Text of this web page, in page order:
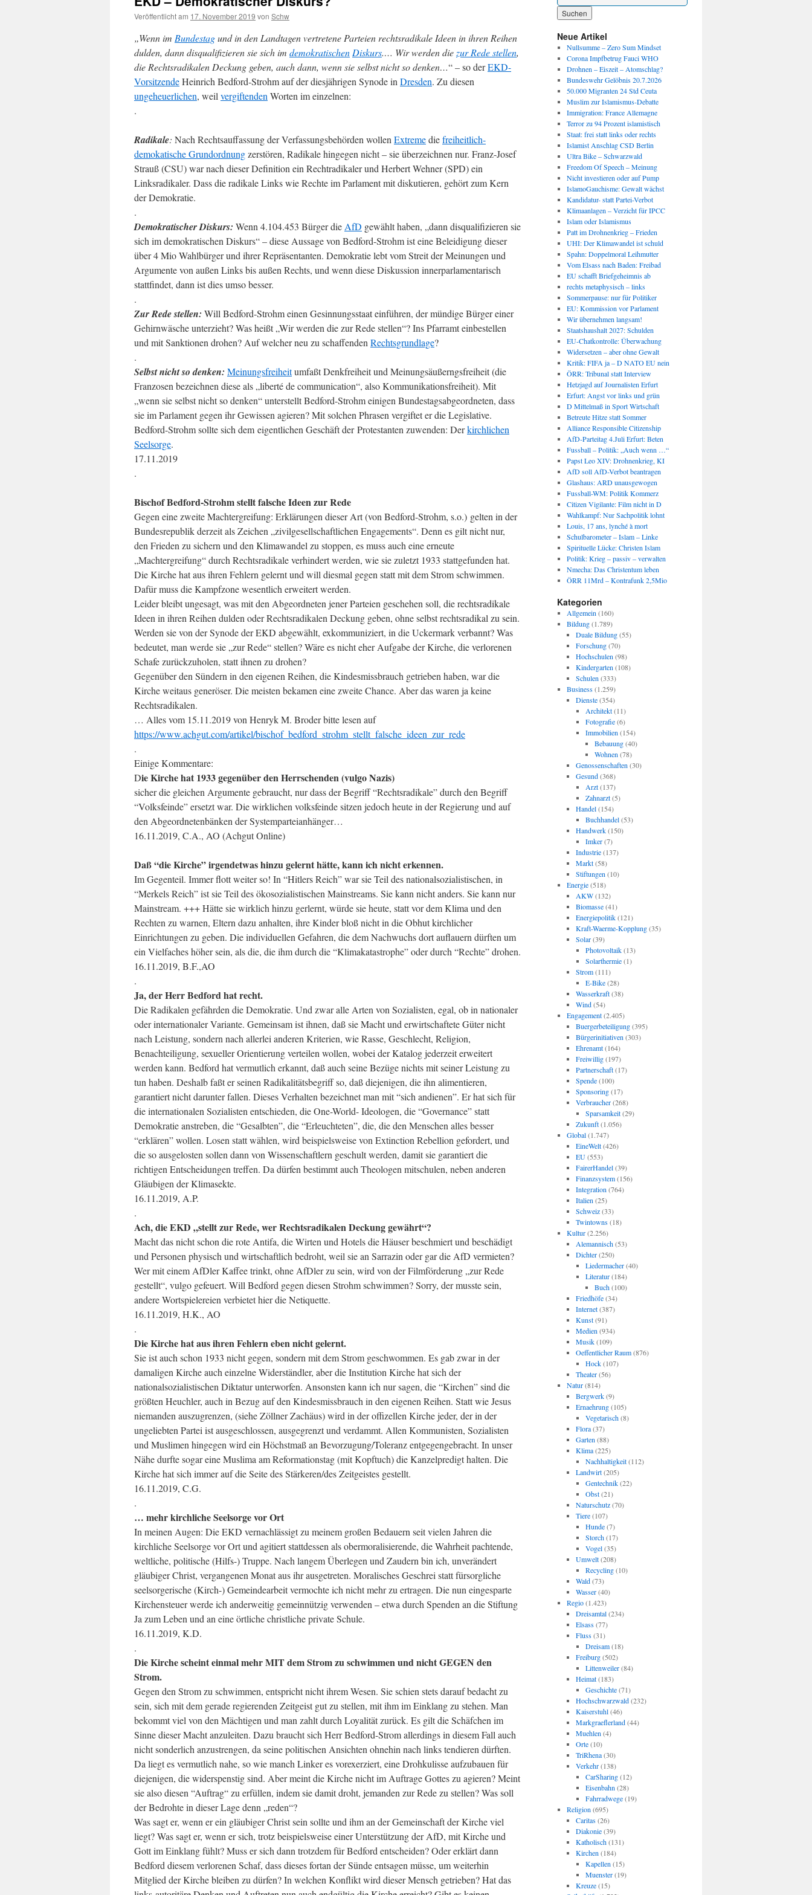
Veröffentlicht am 17. November 2019 von Schw
„Wenn im Bundestagund in den Landtagen vertretene Parteien rechtsradikale Ideen in ihren Reihen
dulden, dann disqualifizieren sie sich im demokratischen Diskurs.… Wir werden die zur Rede stellen,
die Rechtsradikalen Deckung geben, auch dann, wenn sie selbst nicht so denken…“ – so derEKD-
VorsitzendeHeinrich Bedford-Strohm auf der diesjährigen Synode in Dresden. Zu diesen
ungeheuerlichen, weil vergiftenden Worten im einzelnen:
.
Radikale: Nach Rechtsauffassung der Verfassungsbehörden wollen Extremediefreiheitlich-
demokatische Grundordnungzerstören, Radikale hingegen nicht – sie überzeichnen nur. Franz-Josef
Strauß (CSU) war nach dieser Definition ein Rechtradikaler und Herbert Wehner (SPD) ein
Linksradikaler. Dass die radikale Links wie Rechte im Parlament mit diskutieren, gehört zum Kern
der Demokratie.
.
Demokratischer Diskurs: Wenn 4.104.453 Bürger die AfD gewählt haben, „dann disqualifizieren sie
sich im demokratischen Diskurs“ – diese Aussage von Bedford-Strohm ist eine Beleidigung dieser
über 4 Mio Wahlbürger und ihrer Repräsentanten. Demokratie lebt vom Streit der Meinungen und
Argumente von außen Links bis außen Rechts, und wenn diese Diskussion innerparlamentarisch
stattfindet, dann ist dies umso besser.
.
Zur Rede stellen: Will Bedford-Strohm einen Gesinnungsstaat einführen, der mündige Bürger einer
Gehirnwäsche unterzieht? Was heißt „Wir werden die zur Rede stellen“? Ins Pfarramt einbestellen
und mit Sanktionen drohen? Auf welcher neu zu schaffenden Rechtsgrundlage?
.
Selbst nicht so denken: Meinungsfreiheitumfaßt Denkfreiheit und Meinungsäußerngsfreiheit (die
Franzosen bezeichnen diese als „liberté de communication“, also Kommunikationsfreiheit). Mit
„wenn sie selbst nicht so denken“ unterstellt Bedford-Strohm einigen Bundestagsabgeordneten, dass
sie im Parlament gegen ihr Gewissen agieren? Mit solchen Phrasen vergiftet er die Legislative.
Bedford-Strohm sollte sich dem eigentlichen Geschäft der Protestanten zuwenden: Derkirchlichen
Seelsorge.
17.11.2019
.
Bischof Bedford-Strohm stellt falsche Ideen zur Rede
Gegen eine zweite Machtergreifung: Erklärungen dieser Art (von Bedford-Strohm, s.o.) gelten in der
Bundesrepublik derzeit als Zeichen „zivilgesellschaftlichen Engagements“. Denn es gilt nicht nur,
den Frieden zu sichern und den Klimawandel zu stoppen, es muss auch eine erneute
„Machtergreifung“ durch Rechtsradikale verhindert werden, wie sie zuletzt 1933 stattgefunden hat.
Die Kirche hat aus ihren Fehlern gelernt und will diesmal gegen statt mit dem Strom schwimmen.
Dafür muss die Kampfzone wesentlich erweitert werden.
Leider bleibt ungesagt, was mit den Abgeordneten jener Parteien geschehen soll, die rechtsradikale
Ideen in ihren Reihen dulden oder Rechtsradikalen Deckung geben, ohne selbst rechtsradikal zu sein.
Werden sie von der Synode der EKD abgewählt, exkommuniziert, in die Uckermark verbannt? Was
bedeutet, man werde sie „zur Rede“ stellen? Wäre es nicht eher Aufgabe der Kirche, die verlorenen
Schafe zurückzuholen, statt ihnen zu drohen?
Gegenüber den Sündern in den eigenen Reihen, die Kindesmissbrauch getrieben haben, war die
Kirche weitaus generöser. Die meisten bekamen eine zweite Chance. Aber das waren ja keine
Rechtsradikalen.
… Alles vom 15.11.2019 von Henryk M. Broder bitte lesen auf
https://www.achgut.com/artikel/bischof_bedford_strohm_stellt_falsche_ideen_zur_rede
.
Einige Kommentare:
Die Kirche hat 1933 gegenüber den Herrschenden (vulgo Nazis)
sicher die gleichen Argumente gebraucht, nur dass der Begriff “Rechtsradikale” durch den Begriff
“Volksfeinde” ersetzt war. Die wirklichen volksfeinde sitzen jedoch heute in der Regierung und auf
den Abgeordnetenbänken der Systemparteianhänger…
16.11.2019, C.A., AO (Achgut Online)
Daß “die Kirche” irgendetwas hinzu gelernt hätte, kann ich nicht erkennen.
Im Gegenteil. Immer flott weiter so! In “Hitlers Reich” war sie Teil des nationalsozialistischen, in
“Merkels Reich” ist sie Teil des ökosozialistischen Mainstreams. Sie kann nicht anders. Sie kann nur
Mainstream. +++ Hätte sie wirklich hinzu gerlernt, würde sie heute, statt vor dem Klima und den
Rechten zu warnen, Eltern dazu anhalten, ihre Kinder bloß nicht in die Obhut kirchlicher
Einrichtungen zu geben. Die individuellen Gefahren, die dem Nachwuchs dort auflauern dürften um
ein Vielfaches höher sein, als die, die ihm durch die “Klimakatastrophe” oder durch “Rechte” drohen.
16.11.2019, B.F.,AO
.
Ja, der Herr Bedford hat recht.
Die Radikalen gefährden die Demokratie. Und zwar alle Arten von Sozialisten, egal, ob in nationaler
oder internationaler Variante. Gemeinsam ist ihnen, daß sie Macht und erwirtschaftete Güter nicht
nach Leistung, sondern nach allerlei anderen Kriterien, wie Rasse, Geschlecht, Religion,
Benachteiligung, sexueller Orientierung verteilen wollen, wobei der Katalog jederzeit erweitert
werden kann. Bedford hat vermutlich erkannt, daß auch seine Bezüge nichts mit seiner Leistung zu
tun haben. Deshalb faßt er seinen Radikalitätsbegriff so, daß diejenigen, die ihn alimentieren,
garantiert nicht darunter fallen. Dieses Verhalten bezeichnet man mit “sich andienen”. Er hat sich für
die internationalen Sozialisten entschieden, die One-World- Ideologen, die “Governance” statt
Demokratie anstreben, die “Gesalbten”, die “Erleuchteten”, die, die den Menschen alles besser
“erklären” wollen. Losen statt wählen, wird beispielsweise von Extinction Rebellion gefordert, und
die so ausgelosten sollen dann von Wissenschaftlern geschult werden, damit sie garantiert die
richtigen Entscheidungen treffen. Da dürfen bestimmt auch Theologen mitschulen, neben anderen
Gläubigen der Klimasekte.
16.11.2019, A.P.
.
Ach, die EKD „stellt zur Rede, wer Rechtsradikalen Deckung gewährt“?
Macht das nicht schon die rote Antifa, die Wirten und Hotels die Häuser beschmiert und beschädigt
und Personen physisch und wirtschaftlich bedroht, weil sie an Sarrazin oder gar die AfD vermieten?
Wer mit einem AfDler Kaffee trinkt, ohne AfDler zu sein, wird von der Filmförderung „zur Rede
gestellt“, vulgo gefeuert. Will Bedford gegen diesen Strohm schwimmen? Sorry, der musste sein,
andere Wortspielereien verbietet hier die Netiquette.
16.11.2019, H.K., AO
.
Die Kirche hat aus ihren Fehlern eben nicht gelernt.
Sie ist auch schon 1933 nicht gegen, sondern mit dem Strom geschwommen. Es gab zwar in der
damaligen Kirche auch einzelne Widerständler, aber die Institution Kirche hat sich der
nationalsozialistischen Diktatur unterworfen. Ansonsten kann ich nur sagen, die “Kirchen” sind die
größten Heuchler, auch in Bezug auf den Kindesmissbrauch in den eigenen Reihen. Statt wie Jesus
niemanden auszugrenzen, (siehe Zöllner Zachäus) wird in der offizellen Kirche jeder, der in der
ungeliebten Partei ist ausgeschlossen, ausgegrenzt und verdammt. Allen Kommunisten, Sozialisten
und Muslimen hingegen wird ein Höchstmaß an Bevorzugung/Toleranz entgegengebracht. In unser
Nähe durfte sogar eine Muslima am Reformationstag (mit Kopftuch) die Kanzelpredigt halten. Die
Kirche hat sich immer auf die Seite des Stärkeren/des Zeitgeistes gestellt.
16.11.2019, C.G.
.
… mehr kirchliche Seelsorge vor Ort
In meinen Augen: Die EKD vernachlässigt zu meinem großen Bedauern seit vielen Jahren die
kirchliche Seelsorge vor Ort und agitiert stattdessen als obermoralisierende, die Wahrheit pachtende,
weltliche, politische (Hilfs-) Truppe. Nach langem Überlegen und Zaudern bin ich, unverändert
gläubiger Christ, vergangenen Monat aus ihr ausgetreten. Moralisches Geschrei statt fürsorgliche
seelsorgerische (Kirch-) Gemeindearbeit vermochte ich nicht mehr zu ertragen. Die nun eingesparte
Kirchensteuer werde ich anderweitig gemeinnützig verwenden – etwa durch Spenden an die Stiftung
Ja zum Leben und an eine örtliche christliche private Schule.
16.11.2019, K.D.
.
Die Kirche scheint einmal mehr MIT dem Strom zu schwimmen und nicht GEGEN den
Strom.
Gegen den Strom zu schwimmen, entspricht nicht ihrem Wesen. Sie schien stets darauf bedacht zu
sein, sich mit dem gerade regierenden Zeitgeist gut zu stellen, mit ihm im Einklang zu stehen. Man
bekommt viel von den Mächtigen und man zahlt durch Loyalität zurück. Es gilt die Schäfchen im
Sinne dieser Macht anzuleiten. Dazu braucht sich Herr Bedford-Strom allerdings in diesem Fall auch
nicht sonderlich anzustrengen, da seine politischen Ansichten ohnehin nach links tendieren dürften.
Da liegt es vermutlich nahe, so wie manch Linker es vorexerziert, eine Drohkulisse aufzubauen für
diejenigen, die widerspenstig sind. Aber meint die Kirche nicht im Auftrage Gottes zu agieren? Meint
sie also diesen “Auftrag“ zu erfüllen, indem sie damit droht, jemanden zur Rede zu stellen? Was soll
der Bedrohte in dieser Lage denn „reden“?
Was sagt er, wenn er ein gläubiger Christ sein sollte und ihm an der Gemeinschaft der Kirche viel
liegt? Was sagt er, wenn er sich, trotz beispielsweise einer Unterstützung der AfD, mit Kirche und
Gott im Einklang fühlt? Muss er sich dann trotzdem für Bedford entscheiden? Oder erklärt dann
Bedford diesem verlorenen Schaf, dass dieses fortan der Sünde entsagen müsse, um weiterhin
Mitglied der Kirche bleiben zu dürfen? In welchen Konflikt wird dieser Mensch getrieben? Hat das
Neue Artikel
Nullsumme – Zero Sum Mindset
Corona Impfbetrug Fauci WHO
Drohnen – Eiszeit – Atomschlag?
Bundeswehr Gelöbnis 20.7.2026
50.000 Migranten 24 Std Ceuta
Muslim zur Islamismus-Debatte
Immigration: France Allemagne
Terror zu 94 Prozent islamistisch
Staat: frei statt links oder rechts
Islamist Anschlag CSD Berlin
Ultra Bike – Schwarzwald
Freedom Of Speech – Meinung
Nicht investieren oder auf Pump
IslamoGauchisme: Gewalt wächst
Kandidatur- statt Partei-Verbot
Klimaanlagen – Verzicht für IPCC
Islam oder Islamismus
Patt im Drohnenkrieg – Frieden
UHI: Der Klimawandel ist schuld
Spahn: Doppelmoral Leihmutter
Vom Elsass nach Baden: Freibad
EU schafft Briefgeheimnis ab
rechts metaphysisch – links
Sommerpause: nur für Politiker
EU: Kommission vor Parlament
Wir übernehmen langsam!
Staatshaushalt 2027: Schulden
EU-Chatkontrolle: Überwachung
Widersetzen – aber ohne Gewalt
Kritik: FIFA ja – D NATO EU nein
ÖRR: Tribunal statt Interview
Hetzjagd auf Journalisten Erfurt
Erfurt: Angst vor links und grün
D Mittelmaß in Sport Wirtschaft
Betreute Hitze statt Sommer
Alliance Responsible Citizenship
AfD-Parteitag 4.Juli Erfurt: Beten
Fussball – Politik: „Auch wenn …“
Papst Leo XIV: Drohnenkrieg, KI
AfD soll AfD-Verbot beantragen
Glashaus: ARD unausgewogen
Fussball-WM: Politik Kommerz
Citizen Vigilante: Film nicht in D
Wahlkampf: Nur Sachpolitik lohnt
Louis, 17 ans, lynché à mort
Schulbarometer – Islam – Linke
Spirituelle Lücke: Christen Islam
Politik: Krieg – passiv – verwalten
Nmecha: Das Christentum leben
ÖRR 11Mrd – Kontrafunk 2,5Mio
Kategorien
Allgemein (160)
Bildung(1.789)
Duale Bildung(55)
Forschung(70)
Hochschulen (98)
Kindergarten (108)
Schulen (333)
Business(1.259)
Dienste(354)
Architekt(11)
Fotografie(6)
Immobilien (154)
Bebauung(40)
Wohnen (78)
Genossenschaften (30)
Gesund(368)
Arzt(137)
Zahnarzt(5)
Handel(154)
Buchhandel(53)
Handwerk(150)
Imker(7)
Industrie(137)
Markt(58)
Stiftungen (10)
Energie(518)
AKW(132)
Biomasse(41)
Energiepolitik(121)
Kraft-Waerme-Kopplung(35)
Solar(39)
Photovoltaik(13)
Solarthermie(1)
Strom(111)
E-Bike(28)
Wasserkraft(38)
Wind(54)
Engagement(2.405)
Buergerbeteiligung(395)
Bürgerinitiativen (303)
Ehrenamt(164)
Freiwillig(197)
Partnerschaft(17)
Spende(100)
Sponsoring(17)
Verbraucher(268)
Sparsamkeit(29)
Zukunft(1.056)
Global(1.747)
EineWelt(426)
EU(553)
FairerHandel(39)
Finanzsystem(156)
Integration (764)
Italien (25)
Schweiz(33)
Twintowns(18)
Kultur(2.256)
Alemannisch(53)
Dichter(250)
Liedermacher(40)
Literatur(184)
Buch(100)
Friedhöfe(34)
Internet(387)
Kunst(91)
Medien (934)
Musik(109)
Oeffentlicher Raum(876)
Hock(107)
Theater(56)
Natur(814)
Bergwerk(9)
Ernaehrung(105)
Vegetarisch(8)
Flora(37)
Garten (88)
Klima(225)
Nachhaltigkeit(112)
Landwirt(205)
Gentechnik(22)
Obst(21)
Naturschutz(70)
Tiere(107)
Hunde(7)
Storch(17)
Vogel(35)
Umwelt(208)
Recycling(10)
Wald(73)
Wasser(40)
Regio(1.423)
Dreisamtal(234)
Elsass(77)
Fluss(31)
Dreisam(18)
Freiburg(502)
Littenweiler(84)
Heimat(183)
Geschichte(71)
Hochschwarzwald(232)
Kaiserstuhl(46)
Markgraeflerland(44)
Muehlen (4)
Orte(10)
TriRhena(30)
Verkehr(138)
CarSharing(12)
Eisenbahn (28)
Fahrradwege(19)
Religion (695)
Caritas(26)
Diakonie(39)
Katholisch(131)
Kirchen (184)
Kapellen (15)
Muenster(19)
Kreuze(15)